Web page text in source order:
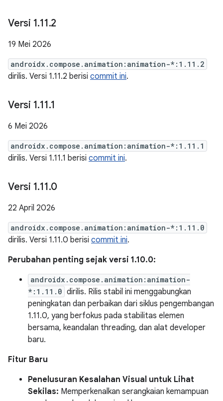
Versi 1.11.2
19 Mei 2026
androidx.compose.animation:animation-*:1.11.2
dirilis. Versi 1.11.2 berisi commit ini.
Versi 1.11.1
6 Mei 2026
androidx.compose.animation:animation-*:1.11.1
dirilis. Versi 1.11.1 berisi commit ini.
Versi 1.11.0
22 April 2026
androidx.compose.animation:animation-*:1.11.0
dirilis. Versi 1.11.0 berisi commit ini.
Perubahan penting sejak versi 1.10.0:
androidx.compose.animation:animation-
*:1.11.0 dirilis. Rilis stabil ini menggabungkan
peningkatan dan perbaikan dari siklus pengembangan
1.11.0, yang berfokus pada stabilitas elemen
bersama, keandalan threading, dan alat developer
baru.
Fitur Baru
Penelusuran Kesalahan Visual untuk Lihat
Sekilas: Memperkenalkan serangkaian kemampuan